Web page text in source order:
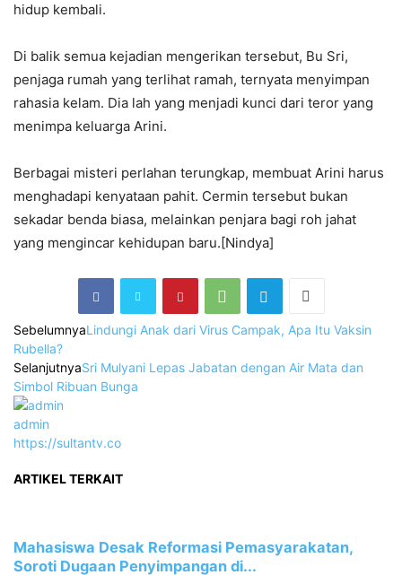
hidup kembali.
Di balik semua kejadian mengerikan tersebut, Bu Sri,
penjaga rumah yang terlihat ramah, ternyata menyimpan
rahasia kelam. Dia lah yang menjadi kunci dari teror yang
menimpa keluarga Arini.
Berbagai misteri perlahan terungkap, membuat Arini harus
menghadapi kenyataan pahit. Cermin tersebut bukan
sekadar benda biasa, melainkan penjara bagi roh jahat
yang mengincar kehidupan baru.[Nindya]
SebelumnyaLindungi Anak dari Virus Campak, Apa Itu Vaksin
Rubella?
SelanjutnyaSri Mulyani Lepas Jabatan dengan Air Mata dan
Simbol Ribuan Bunga
admin
https://sultantv.co
ARTIKEL TERKAIT
Mahasiswa Desak Reformasi Pemasyarakatan,
Soroti Dugaan Penyimpangan di...